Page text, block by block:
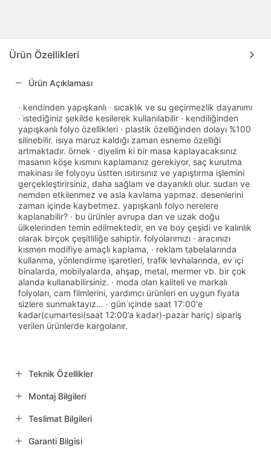
Ürün Özellikleri
Ürün Açıklaması
· kendinden yapışkanlı · sıcaklık ve su geçirmezlik dayanımı
· i̇stediğiniz şekilde kesilerek kullanılabilir · kendiliğinden
yapışkanlı folyo özellikleri · plastik özelliğinden dolayı %100
silinebilir. isıya maruz kaldığı zaman esneme özelliği
artmaktadır. örnek · diyelim ki bir masa kaplayacaksınız
masanın köşe kısmını kaplamanız gerekiyor, saç kurutma
makinası ile folyoyu üstten ısıtırsınız ve yapıştırma işlemini
gerçekleştirirsiniz, daha sağlam ve dayanıklı olur. sudan ve
nemden etkilenmez ve asla kavlama yapmaz. desenlerini
zaman içinde kaybetmez. yapışkanlı folyo nerelere
kaplanabilir? · bu ürünler avrupa dan ve uzak doğu
ülkelerinden temin edilmektedir, en ve boy çeşidi ve kalınlık
olarak birçok çeşitliliğe sahiptir. folyolarımızı · aracınızı
kısmen modifiye amaçlı kaplama, · reklam tabelalarında
kullanma, yönlendirme i̇şaretleri, trafik levhalarında, ev i̇çi
binalarda, mobilyalarda, ahşap, metal, mermer vb. bir çok
alanda kullanabilirsiniz. · moda olan kaliteli ve markalı
folyoları, cam filmlerini, yardımcı ürünleri en uygun fiyata
sizlere sunmaktayız… · gün i̇çinde saat 17:00'e
kadar(cumartesi(saat 12:00’a kadar)-pazar hariç) sipariş
verilen ürünlerde kargolanır.
Teknik Özellikler
Montaj Bilgileri
Teslimat Bilgileri
Garanti Bilgisi